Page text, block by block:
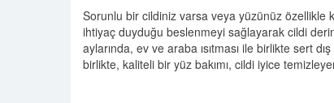
Sorunlu bir cildiniz varsa veya yüzünüz özellikle
ihtiyaç duyduğu beslenmeyi sağlayarak cildi
aylarında, ev ve araba ısıtması ile birlikte sert
birlikte, kaliteli bir yüz bakımı, cildi iyice